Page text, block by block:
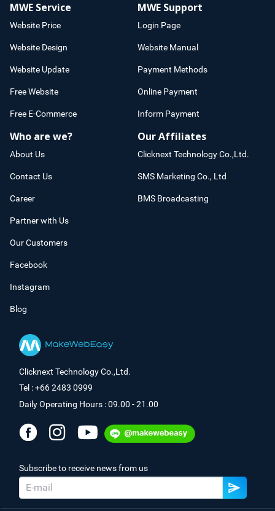
MWE Service
Website Price
Website Design
Website Update
Free Website
Free E-Commerce
MWE Support
Login Page
Website Manual
Payment Methods
Online Payment
Inform Payment
Who are we?
About Us
Contact Us
Career
Partner with Us
Our Customers
Facebook
Instagram
Blog
Our Affiliates
Clicknext Technology Co.,Ltd.
SMS Marketing Co., Ltd
BMS Broadcasting
Clicknext Technology Co.,Ltd.
Tel : +66 2483 0999
Daily Operating Hours : 09.00 - 21.00
Subscribe to receive news from us